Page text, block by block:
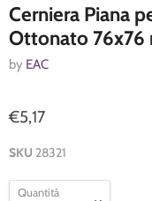
Cerniera Piana
Ottonato 76x76
by EAC
€5,17
SKU 28321
Quantità